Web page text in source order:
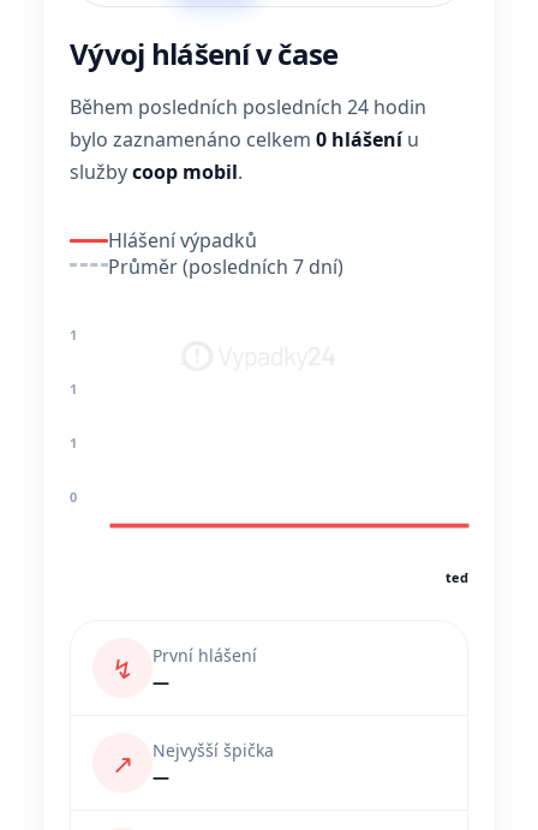
Vývoj hlášení v čase
Během posledních posledních 24 hodin
bylo zaznamenáno celkem 0 hlášeníu
službycoop mobil.
Hlášení výpadků
Průměr (posledních 7 dní)
1
1
1
0
teď
↯
První hlášení
—
↗
Nejvyšší špička
—